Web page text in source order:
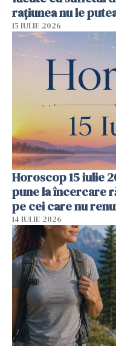
rațiunea nu le
15 IULIE 2026
Horoscop 15 iulie
pune la încercare
pe cei care nu
14 IULIE 2026